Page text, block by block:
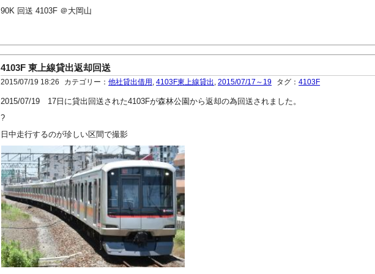
90K 回送 4103F ＠大岡山
4103F 東上線貸出返却回送
2015/07/19 18:26 カテゴリー：他社貸出借用 ,4103F東上線貸出 ,2015/07/17～19 タグ：4103F
2015/07/19 17日に貸出回送された4103Fが森林公園から返却の為回送されました。
?
日中走行するのが珍しい区間で撮影